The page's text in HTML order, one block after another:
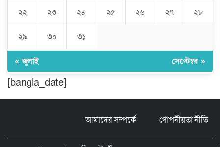
ফেন্সিডিল ও ৩২ হাজার টাকা উদ্ধার, আটক ১
মাদকবিরোধী ক্যাম্পেইন
ফয়জুন্নেসা চৌধুরানী স্বর্ণপদক’ পেলেন কবি
২২ ২৩ ২৪ ২৫ ২৬ ২৭ ২৮
২৯ ৩০ ৩১
« জুলাই সেপ্টেম্বর »
[bangla_date]
আমাদের সম্পর্কে গোপনীয়তা নীতি